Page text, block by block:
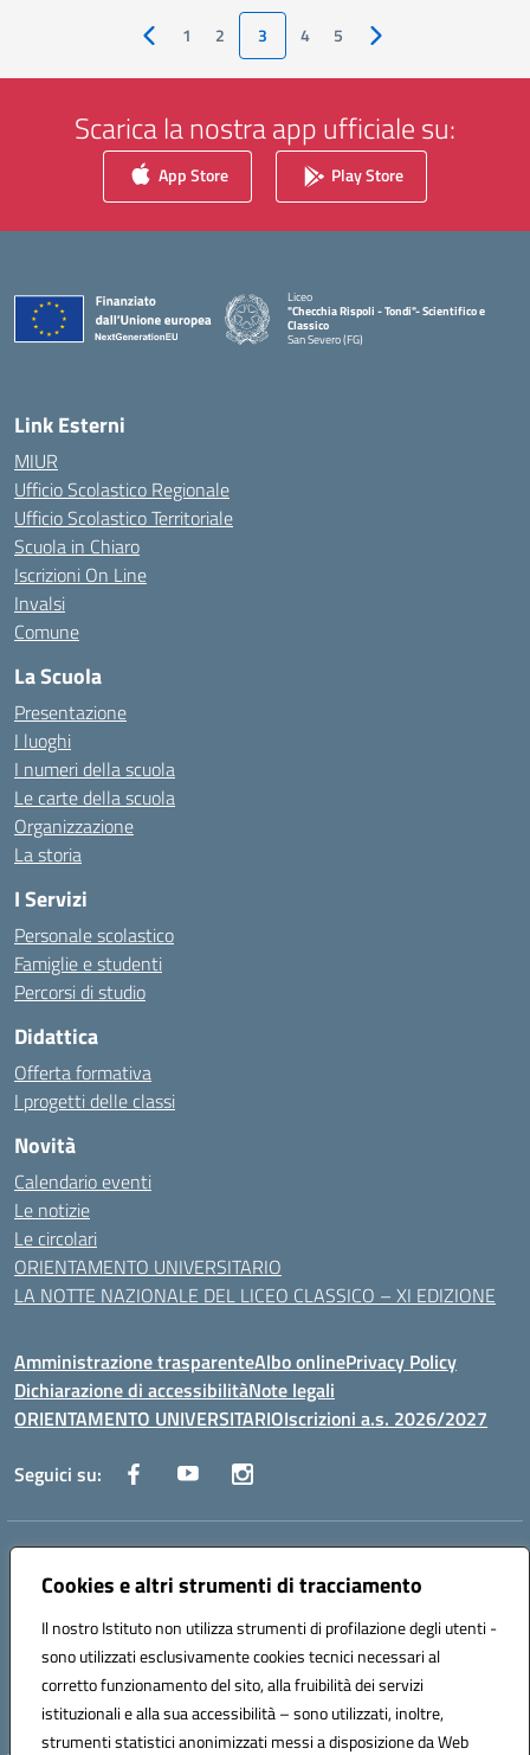
Cookies e altri strumenti di tracciamento
Il nostro Istituto non utilizza strumenti di profilazione degli utenti -
sono utilizzati esclusivamente cookies tecnici necessari al
corretto funzionamento del sito, alla fruibilità dei servizi
istituzionali e alla sua accessibilità – sono utilizzati, inoltre,
strumenti statistici anonimizzati messi a disposizione da Web
Pagina precedente
1 2 3 4 5 Pagina successiva
Scarica la nostra app ufficiale su:
App Store Play Store
Liceo
"Checchia Rispoli - Tondi"- Scientifico e
Classico
San Severo (FG)
Link Esterni
MIUR
Ufficio Scolastico Regionale
Ufficio Scolastico Territoriale
Scuola in Chiaro
Iscrizioni On Line
Invalsi
Comune
La Scuola
Presentazione
I luoghi
I numeri della scuola
Le carte della scuola
Organizzazione
La storia
I Servizi
Personale scolastico
Famiglie e studenti
Percorsi di studio
Didattica
Offerta formativa
I progetti delle classi
Novità
Calendario eventi
Le notizie
Le circolari
ORIENTAMENTO UNIVERSITARIO
LA NOTTE NAZIONALE DEL LICEO CLASSICO – XI EDIZIONE
Amministrazione trasparenteAlbo onlinePrivacy Policy
Dichiarazione di accessibilitàNote legali
ORIENTAMENTO UNIVERSITARIOIscrizioni a.s. 2026/2027
Seguici su:
Indirizzo:
Centralino:0882 331218 Email:fgps210002@istruzione.it
Codice fiscale: 93071630714
Codice meccanografico:
FGPS210002
Codice unico di fatturazione (CUF): UF7W9K